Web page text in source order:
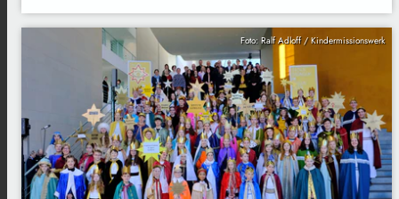
Foto: Ralf Adloff / Kindermissionswerk